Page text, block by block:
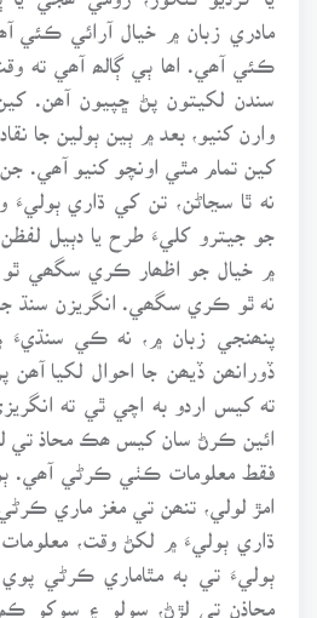
مادري زبان ۾ خيال آرائي ڪئي
ڪئي آھي. اھا ٻي ڳالھ آھي ته
سندن لکيتون پڻ ڇپيون آھن.
وارن کنيو، بعد ۾ ٻين ٻولين جا
کين تمام مٿي اونچو کنيو آھي.
نه ٿا سڃاڻن، تن کي ڌاري ٻوليءَ
جو جيترو کليءَ طرح يا دٻيل لفظن
۾ خيال جو اظھار ڪري سگھي ٿو
نه ٿو ڪري سگھي. انگريزن سنڌ جو
پنھنجي زبان ۾، نه ڪي سنڌيءَ
ڏورانھن ڏيھن جا احوال لکيا آھن
ته کيس اردو به اچي ٿي ته
ائين ڪرڻ سان کيس ھڪ محاذ تي
فقط معلومات ڪٺي ڪرڻي آھي.
امڙ لولي، تنھن تي مغز ماري
ڌاري ٻوليءَ ۾ لکڻ وقت،
ٻوليءَ تي به مٿاماري ڪرڻي
محاذن تي لڙڻ، سولو ۽ سوکو